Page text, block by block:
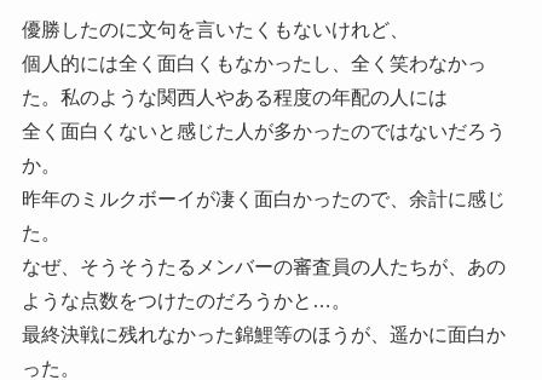
優勝したのに文句を言いたくもないけれど、
個人的には全く面白くもなかったし、全く笑わなかっ
た。私のような関西人やある程度の年配の人には
全く面白くないと感じた人が多かったのではないだろう
か。
昨年のミルクボーイが凄く面白かったので、余計に感じ
た。
なぜ、そうそうたるメンバーの審査員の人たちが、あの
ような点数をつけたのだろうかと…。
最終決戦に残れなかった錦鯉等のほうが、遥かに面白か
った。